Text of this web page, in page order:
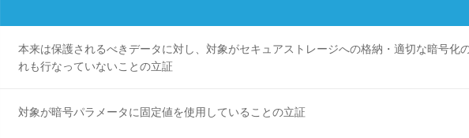
本来は保護されるべきデータに対し、対象がセキュアストレージへの格納・適切な暗号化
れも行なっていないことの立証
対象が暗号パラメータに固定値を使用していることの立証